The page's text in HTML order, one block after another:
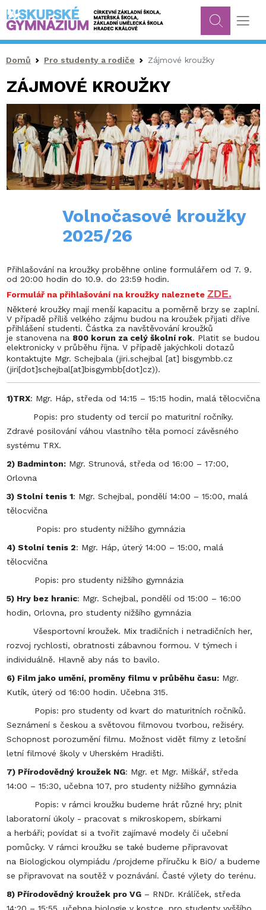
Drobečková navigace
Domů Pro studenty a rodiče Zájmové kroužky
ZÁJMOVÉ KROUŽKY
Volnočasové kroužky
2025/26
Přihlašování na kroužky proběhne online formulářem od 7. 9.
od 20:00 hodin do 10.9. do 23:59 hodin.
Formulář na přihlašování na kroužky naleznete ZDE.
Některé kroužky mají menší kapacitu a poměrně brzy se zaplní.
V případě příliš velkého zájmu budou na kroužek přijati dříve
přihlášení studenti. Částka za navštěvování kroužků
je stanovena na 800 korun za celý školní rok. Platit se budou
elektronicky v průběhu října. V případě jakýchkoli dotazů
kontaktujte Mgr. Schejbala (jiri.schejbal[at] bisgymbb.cz
(jiri[dot]schejbal[at]bisgymbb[dot]cz)).
1)TRX: Mgr. Háp, středa od 14:15 – 15:15 hodin, malá tělocvična
Popis: pro studenty od tercií po maturitní ročníky.
Zdravé posilování váhou vlastního těla pomocí závěsného
systému TRX.
2) Badminton:Mgr. Strunová, středa od 16:00 – 17:00,
Orlovna
3) Stolní tenis 1: Mgr. Schejbal, pondělí 14:00 – 15:00, malá
tělocvična
Popis: pro studenty nižšího gymnázia
4) Stolní tenis 2: Mgr. Háp, úterý 14:00 – 15:00, malá
tělocvična
Popis: pro studenty nižšího gymnázia
5) Hry bez hranic: Mgr. Schejbal, pondělí od 15:00 – 16:00
hodin, Orlovna, pro studenty nižšího gymnázia
Všesportovní kroužek. Mix tradičních i netradičních her,
rozvoj rychlosti, obratnosti zábavnou formou. V týmech i
individuálně. Hlavně aby nás to bavilo.
6) Film jako umění, proměny filmu v průběhu času:Mgr.
Kutík, úterý od 16:00 hodin. Učebna 315.
Popis: pro studenty od kvart do maturitních ročníků.
Seznámení s českou a světovou filmovou tvorbou, režiséry.
Schopnost porozumění filmu. Možnost vidět filmy z letošní
letní filmové školy v Uherském Hradišti.
7) Přírodovědný kroužek NG: Mgr. et Mgr. Miškář, středa
14:00 – 15:30, učebna 107, pro studenty nižšího gymnázia
Popis: v rámci kroužku budeme hrát různé hry; plnit
laboratorní úkoly - pracovat s mikroskopem, sbírkami
a herbáři; povídat si a tvořit zajímavé modely či učební
pomůcky. V rámci kroužku se také budeme připravovat
na Biologickou olympiádu /projdeme příručku k BiO/ a budeme
se připravovat na soutěž v poznávání. Časté výlety do terénu.
8) Přírodovědný kroužek pro VG– RNDr. Králíček, středa